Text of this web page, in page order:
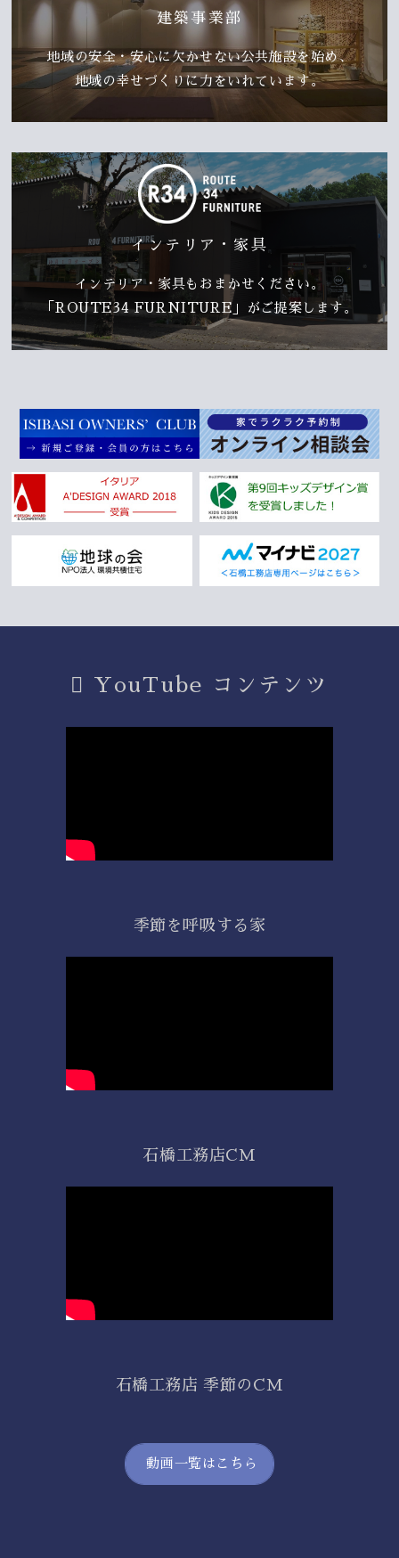
建築事業部
地域の安全・安心に欠かせない公共施設を始め、
地域の幸せづくりに力をいれています。
インテリア・家具
インテリア・家具もおまかせください。
「ROUTE34 FURNITURE」がご提案します。
YouTube コンテンツ
季節を呼吸する家
石橋工務店CM
石橋工務店 季節のCM
動画一覧はこちら